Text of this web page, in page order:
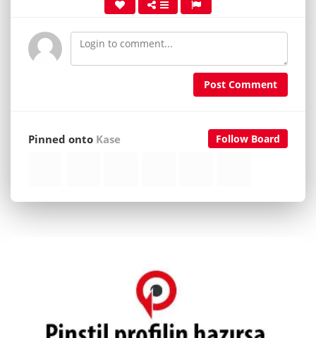
Post Comment
Follow Board
Pinned onto Kase